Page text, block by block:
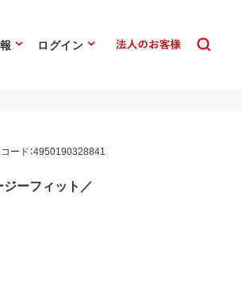
ログイン
ード：4950190328841
ーフィット／